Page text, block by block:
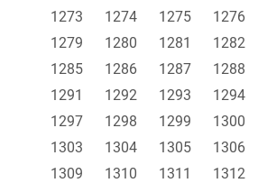
1273
1274 1275 1276
1279
1280 1281 1282
1285
1286 1287 1288
1291
1292 1293 1294
1297
1298 1299 1300
1303
1304 1305 1306
1309
1310 1311 1312